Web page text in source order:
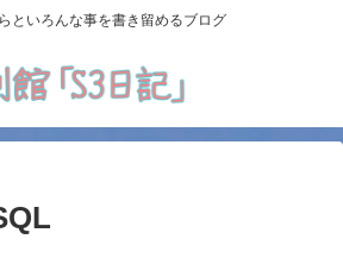
といろんな事を書き留めるブログ